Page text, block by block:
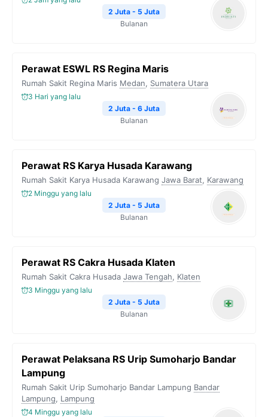
2 Juta - 5 Juta
Bulanan
Perawat ESWL RS Regina Maris
Rumah Sakit Regina Maris Medan, Sumatera Utara
3 Hari yang lalu
2 Juta - 6 Juta
Bulanan
Perawat RS Karya Husada Karawang
Rumah Sakit Karya Husada Karawang Jawa Barat, Karawang
2 Minggu yang lalu
2 Juta - 5 Juta
Bulanan
Perawat RS Cakra Husada Klaten
Rumah Sakit Cakra Husada Jawa Tengah, Klaten
3 Minggu yang lalu
2 Juta - 5 Juta
Bulanan
Perawat Pelaksana RS Urip Sumoharjo Bandar
Lampung
Rumah Sakit Urip Sumoharjo Bandar Lampung Bandar
Lampung, Lampung
4 Minggu yang lalu